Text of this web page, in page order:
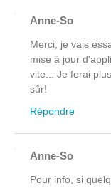
Anne-So
Merci, je vais
mise à jour
vite... Je ferai
sûr!
Répondre
Anne-So
Pour info, si